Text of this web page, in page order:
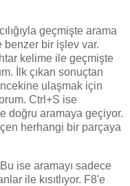
geçmişte arama
bir işlev var.
kelime ile geçmişte
İlk çıkan sonuçtan
ulaşmak için
Ctrl+S ise
doğru aramaya geçiyor.
herhangi bir parçaya
ise aramayı sadece
ile kısıtlıyor. F8'e